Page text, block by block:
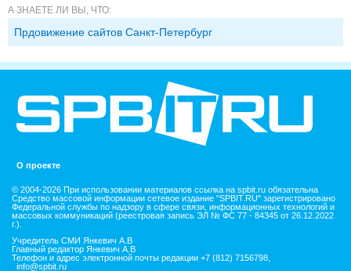
А ЗНАЕТЕ ЛИ ВЫ, ЧТО:
Прдовижение сайтов Санкт-Петербург
О проекте
© 2004-2026 При использовании материалов ссылка на spbit.ru обязательна
Средство массовой информации сетевое издание "SPBIT.RU" зарегистрировано
Федеральной службы по надзору в сфере связи, информационных технологий и
массовых коммуникаций (реестровая запись ЭЛ № ФС 77 - 84345 от 26.12.2022
г.).
Учредитель СМИ Янкевич А.В
Главный редактор Янкевич А.В
Телефон и адрес электронной почты редакции +7 (812) 7156798,
info@spbit.ru